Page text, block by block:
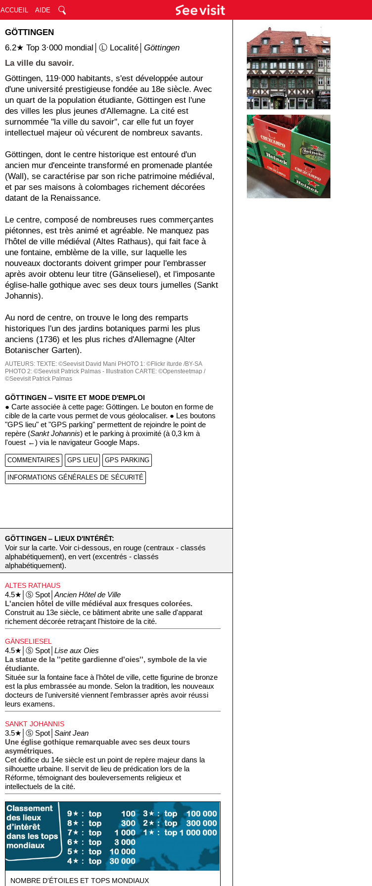
ACCUEIL AIDE
GÖTTINGEN
6.2★ Top 3·000 mondial│Ⓛ Localité│Göttingen
La ville du savoir.
Göttingen, 119·000 habitants, s'est développée autour
d'une université prestigieuse fondée au 18e siècle. Avec
un quart de la population étudiante, Göttingen est l'une
des villes les plus jeunes d'Allemagne. La cité est
surnommée ''la ville du savoir'', car elle fut un foyer
intellectuel majeur où vécurent de nombreux savants.
Göttingen, dont le centre historique est entouré d'un
ancien mur d'enceinte transformé en promenade plantée
(Wall), se caractérise par son riche patrimoine médiéval,
et par ses maisons à colombages richement décorées
datant de la Renaissance.
Le centre, composé de nombreuses rues commerçantes
piétonnes, est très animé et agréable. Ne manquez pas
l'hôtel de ville médiéval (Altes Rathaus), qui fait face à
une fontaine, emblème de la ville, sur laquelle les
nouveaux doctorants doivent grimper pour l'embrasser
après avoir obtenu leur titre (Gänseliesel), et l'imposante
église-halle gothique avec ses deux tours jumelles (Sankt
Johannis).
Au nord de centre, on trouve le long des remparts
historiques l'un des jardins botaniques parmi les plus
anciens (1736) et les plus riches d'Allemagne (Alter
Botanischer Garten).
AUTEURS:TEXTE: ©Seevisit David Mani PHOTO 1: ©Flickr iturde /BY-SA
PHOTO 2: ©Seevisit Patrick Palmas - Illustration CARTE: ©Opensteetmap /
©Seevisit Patrick Palmas
GÖTTINGEN ‒ VISITE ET MODE D'EMPLOI
● Carte associée à cette page: Göttingen. Le bouton en forme de
cible de la carte vous permet de vous géolocaliser. ● Les boutons
"GPS lieu" et "GPS parking" permettent de rejoindre le point de
repère (Sankt Johannis) et le parking à proximité (à 0,3 km à
l'ouest ←) via le navigateur Google Maps.
COMMENTAIRES GPS LIEU GPS PARKING
INFORMATIONS GÉNÉRALES DE SÉCURITÉ
GÖTTINGEN ‒ LIEUX D'INTÉRÊT:
Voir sur la carte. Voir ci-dessous, en rouge (centraux - classés
alphabétiquement), en vert (excentrés - classés
alphabétiquement).
ALTES RATHAUS
4.5★│Ⓢ Spot│Ancien Hôtel de Ville
L'ancien hôtel de ville médiéval aux fresques colorées.
Construit au 13e siècle, ce bâtiment abrite une salle d'apparat
richement décorée retraçant l'histoire de la cité.
GÄNSELIESEL
4.5★│Ⓢ Spot│Lise aux Oies
La statue de la ''petite gardienne d'oies'', symbole de la vie
étudiante.
Située sur la fontaine face à l'hôtel de ville, cette figurine de bronze
est la plus embrassée au monde. Selon la tradition, les nouveaux
docteurs de l'université viennent l'embrasser après avoir réussi
leurs examens.
SANKT JOHANNIS
3.5★│Ⓢ Spot│Saint Jean
Une église gothique remarquable avec ses deux tours
asymétriques.
Cet édifice du 14e siècle est un point de repère majeur dans la
silhouette urbaine. Il servit de lieu de prédication lors de la
Réforme, témoignant des bouleversements religieux et
intellectuels de la cité.
NOMBRE D'ÉTOILES ET TOPS MONDIAUX